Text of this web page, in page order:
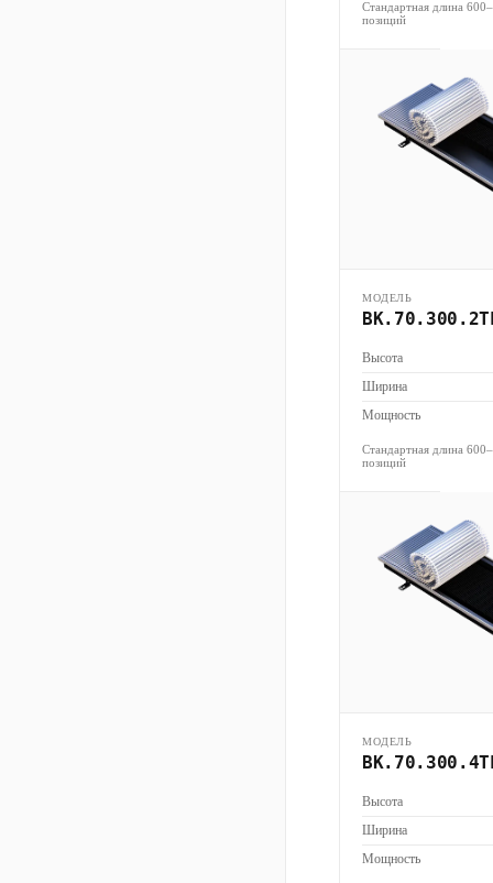
Стандартная длина
позиций
МОДЕЛЬ
Высота
Ширина
Мощность
Стандартная длина
позиций
МОДЕЛЬ
Высота
Ширина
Мощность